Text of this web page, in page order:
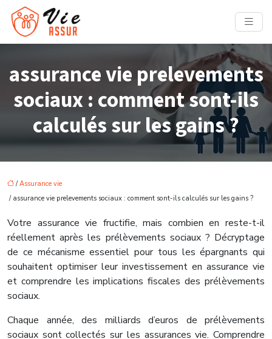
assurance vie prelevements
sociaux : comment sont-ils
calculés sur les gains ?
/Assurance vie
/ assurance vie prelevements sociaux : comment sont-ils calculés sur les gains ?
Votre assurance vie fructifie, mais combien en reste-t-il
réellement après les prélèvements sociaux ? Décryptage
de ce mécanisme essentiel pour tous les épargnants qui
souhaitent optimiser leur investissement en assurance vie
et comprendre les implications fiscales des prélèvements
sociaux.
Chaque année, des milliards d’euros de prélèvements
sociaux sont collectés sur les assurances vie. Comprendre